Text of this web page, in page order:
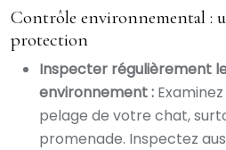
Contrôle environnemental :
protection
Inspecter régulièrement
environnement :
pelage de votre chat,
promenade. Inspectez